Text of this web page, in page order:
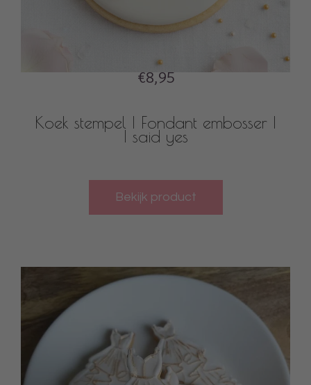
€8,95
Koek stempel | Fondant embosser |
I said yes
Bekijk product